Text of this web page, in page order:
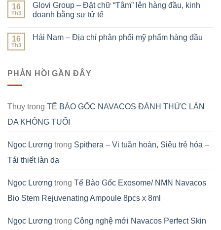
16
Th3
Glovi Group – Đặt chữ “Tâm” lên hàng đầu, kinh
doanh bằng sự tử tế
16
Th3
Hải Nam – Địa chỉ phân phối mỹ phẩm hàng đầu
PHẢN HỒI GẦN ĐÂY
Thuy trong TẾ BÀO GỐC NAVACOS ĐÁNH THỨC LÀN
DA KHÔNG TUỔI
Ngọc Lương trong Spithera – Vi tuần hoàn, Siêu trẻ hóa –
Tái thiết làn da
Ngọc Lương trong Tế Bào Gốc Exosome/ NMN Navacos
Bio Stem Rejuvenating Ampoule 8pcs x 8ml
Ngọc Lương trong Công nghệ mới Navacos Perfect Skin